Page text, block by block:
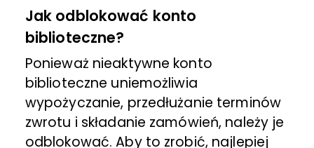
Jak odblokować konto
biblioteczne?
Ponieważ nieaktywne konto
biblioteczne uniemożliwia
wypożyczanie, przedłużanie terminów
zwrotu i składanie zamówień, należy je
odblokować. Aby to zrobić, najlepiej